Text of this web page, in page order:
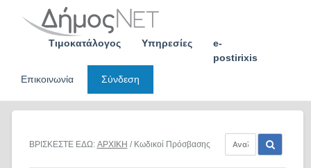
Τιμοκατάλογος Υπηρεσίες
e-
postirixis
Επικοινωνία
Σύνδεση
ΒΡΙΣΚΕΣΤΕ ΕΔΩ: ΑΡΧΙΚΗ / Κωδικοί Πρόσβασης